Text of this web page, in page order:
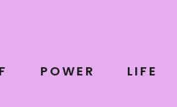
POWER LIFE